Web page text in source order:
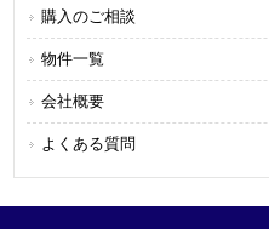
購入のご相談
物件一覧
会社概要
よくある質問